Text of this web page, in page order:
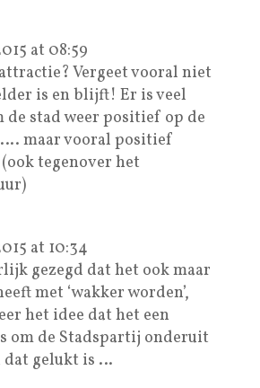
at 08:59
Vergeet vooral niet
is en blijft! Er is veel
de stad weer positief op de
maar vooral positief
tegenover het
at 10:34
gezegd dat het ook maar
met ‘wakker worden’,
het idee dat het een
om de Stadspartij onderuit
dat gelukt is …